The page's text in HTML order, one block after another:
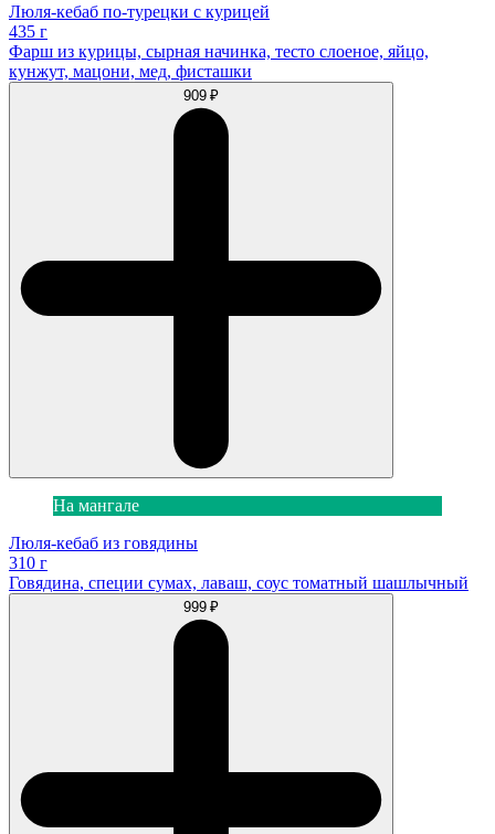
Люля-кебаб по-турецки с курицей
435 г
Фарш из курицы, сырная начинка, тесто слоеное, яйцо,
кунжут, мацони, мед, фисташки
909 ₽
На мангале
Люля-кебаб из говядины
310 г
Говядина, специи сумах, лаваш, соус томатный шашлычный
999 ₽